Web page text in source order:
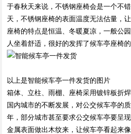
于春秋天来说，不锈钢座椅会是一个不
天，不锈钢座椅的表面温度无法估量，
座椅的特点是恒温、冬暖夏凉，一般公
人坐着舒适，很好的发挥了候车亭座椅的
以上是智能候车亭一件发货的图片
箱体、立柱、雨棚、座椅采用镀锌板折
国内城市的不断发展，对公交候车亭的
年，部分城市甚至要求公交候车亭要呈
金属表面做出木纹来，让候车亭看起来